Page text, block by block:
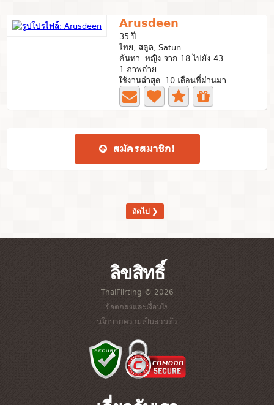
Arusdeen
35 ปี
ไทย, สตูล, Satun
ค้นหา หญิง จาก 18 ไปยัง 43
1 ภาพถ่าย
ใช้งานล่าสุด: 10 เดือนที่ผ่านมา
สมัคร​สมาชิก​!
ถัดไป ❯
ลิขสิทธิ์
ThaiFlirting © 2026
ข้อตกลงและเงื่อนไข
นโยบายความเป็นส่วนตัว